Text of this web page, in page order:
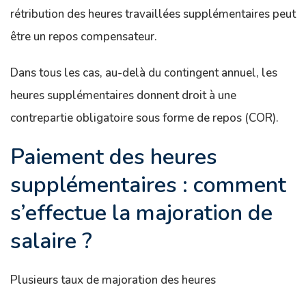
rétribution des heures travaillées supplémentaires peut
être un repos compensateur.
Dans tous les cas, au-delà du contingent annuel, les
heures supplémentaires donnent droit à une
contrepartie obligatoire sous forme de repos (COR).
Paiement des heures
supplémentaires : comment
s’effectue la majoration de
salaire ?
Plusieurs taux de majoration des heures